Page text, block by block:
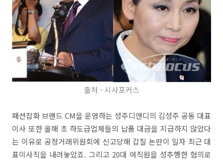
출처 - 시사포커스
패션잡화 브랜드 CM을 운영하는 성주디앤디의 김성주 공동 대표
이사 또한 올해 초 하도급업체들의 납품 대금을 지급하지 않았다
는 이유로 공정거래위원회에 신고당해 갑질 논란이 일자 최근 대
표이사직을 내려놓았죠. 그리고 20대 여직원을 성추행한 혐의로